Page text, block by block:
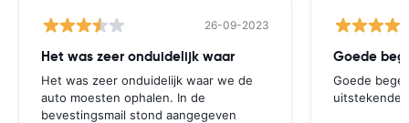
26-09-2023
Het was zeer onduidelijk waar
Het was zeer onduidelijk waar we de
auto moesten ophalen. In de
bevestingsmail stond aangegeven
Goede
uitstekende